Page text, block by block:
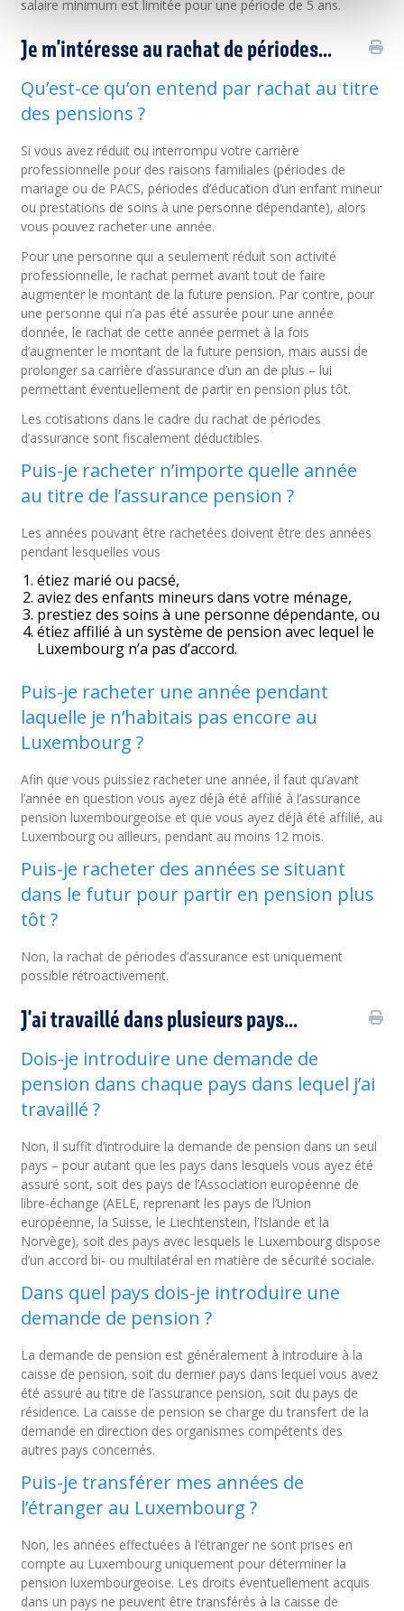
salaire minimum est limitée pour une période de 5 ans.
Je m'intéresse au rachat de périodes...
Qu’est-ce qu’on entend par rachat au titre
des pensions ?
Si vous avez réduit ou interrompu votre carrière
professionnelle pour des raisons familiales (périodes de
mariage ou de PACS, périodes d’éducation d’un enfant mineur
ou prestations de soins à une personne dépendante), alors
vous pouvez racheter une année.
Pour une personne qui a seulement réduit son activité
professionnelle, le rachat permet avant tout de faire
augmenter le montant de la future pension. Par contre, pour
une personne qui n’a pas été assurée pour une année
donnée, le rachat de cette année permet à la fois
d’augmenter le montant de la future pension, mais aussi de
prolonger sa carrière d’assurance d’un an de plus – lui
permettant éventuellement de partir en pension plus tôt.
Les cotisations dans le cadre du rachat de périodes
d’assurance sont fiscalement déductibles.
Puis-je racheter n’importe quelle année
au titre de l’assurance pension ?
Les années pouvant être rachetées doivent être des années
pendant lesquelles vous
étiez marié ou pacsé,
aviez des enfants mineurs dans votre ménage,
prestiez des soins à une personne dépendante, ou
étiez affilié à un système de pension avec lequel le
Luxembourg n’a pas d’accord.
Puis-je racheter une année pendant
laquelle je n’habitais pas encore au
Luxembourg ?
Afin que vous puissiez racheter une année, il faut qu’avant
l’année en question vous ayez déjà été affilié à l’assurance
pension luxembourgeoise et que vous ayez déjà été affilié, au
Luxembourg ou ailleurs, pendant au moins 12 mois.
Puis-je racheter des années se situant
dans le futur pour partir en pension plus
tôt ?
Non, la rachat de périodes d’assurance est uniquement
possible rétroactivement.
J'ai travaillé dans plusieurs pays...
Dois-je introduire une demande de
pension dans chaque pays dans lequel j’ai
travaillé ?
Non, il suffit d’introduire la demande de pension dans un seul
pays – pour autant que les pays dans lesquels vous ayez été
assuré sont, soit des pays de l’Association européenne de
libre-échange (AELE, reprenant les pays de l’Union
européenne, la Suisse, le Liechtenstein, l’Islande et la
Norvège), soit des pays avec lesquels le Luxembourg dispose
d’un accord bi- ou multilatéral en matière de sécurité sociale.
Dans quel pays dois-je introduire une
demande de pension ?
La demande de pension est généralement à introduire à la
caisse de pension, soit du dernier pays dans lequel vous avez
été assuré au titre de l’assurance pension, soit du pays de
résidence. La caisse de pension se charge du transfert de la
demande en direction des organismes compétents des
autres pays concernés.
Puis-je transférer mes années de
l’étranger au Luxembourg ?
Non, les années effectuées à l’étranger ne sont prises en
compte au Luxembourg uniquement pour déterminer la
pension luxembourgeoise. Les droits éventuellement acquis
dans un pays ne peuvent être transférés à la caisse de